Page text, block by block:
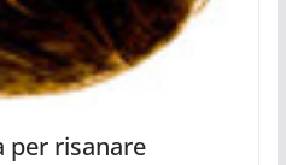
per risanare